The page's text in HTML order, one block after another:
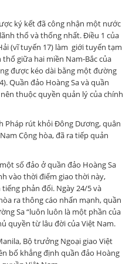
ký kết đã công nhận một nước
thổ và thống nhất. Điều 1 của
(vĩ tuyến 17) làm giới tuyến tạm
giữa hai miền Nam-Bắc của
được kéo dài bằng một đường
Quần đảo Hoàng Sa và quần
thuộc quyền quản lý của chính
Pháp rút khỏi Đông Dương, quân
Cộng hòa, đã ra tiếp quản
số đảo ở quần đảo Hoàng Sa
vào thời điểm giao thời này,
phản đối. Ngày 24/5 và
ra thông cáo nhấn mạnh, quần
Sa “luôn luôn là một phần của
quyền từ lâu đời của Việt Nam.
Bộ trưởng Ngoại giao Việt
bố khẳng định quần đảo Hoàng